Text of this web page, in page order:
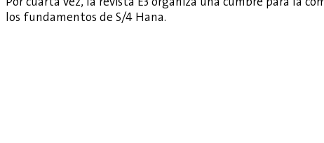
los fundamentos de S/4 Hana.